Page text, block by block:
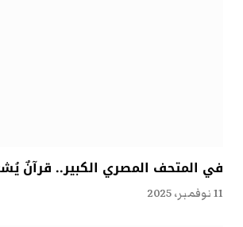
في المتحف المصري الكبير.. قرآنٌ
11 نوفمبر، 2025